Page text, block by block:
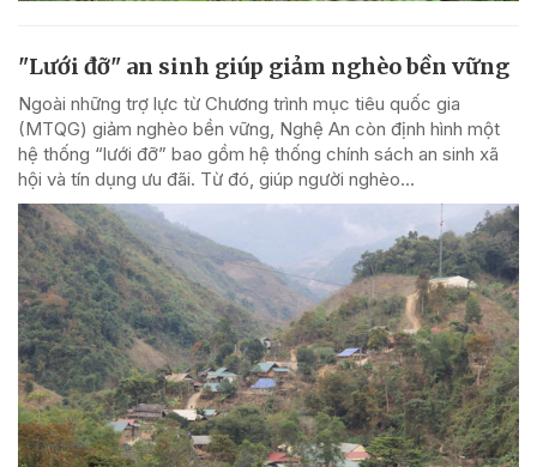
"Lưới đỡ" an sinh giúp giảm nghèo bền vững
Ngoài những trợ lực từ Chương trình mục tiêu quốc gia
(MTQG) giảm nghèo bền vững, Nghệ An còn định hình một
hệ thống “lưới đỡ” bao gồm hệ thống chính sách an sinh xã
hội và tín dụng ưu đãi. Từ đó, giúp người nghèo...